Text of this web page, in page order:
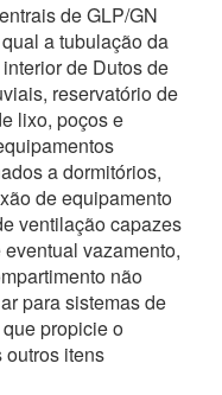
de GLP/GN
a tubulação da
de Dutos de
reservatório de
lixo, poços e
a dormitórios,
de equipamento
ventilação capazes
vazamento,
não
para sistemas de
propicie o
outros itens